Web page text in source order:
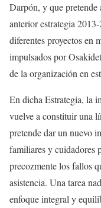
Darpón, y que pretende
anterior estrategia
diferentes proyectos en
impulsados por
de la organización en
En dicha Estrategia, la
vuelve a constituir una
pretende dar un nuevo
familiares y cuidadores
precozmente los fallos
asistencia. Una tarea
enfoque integral y